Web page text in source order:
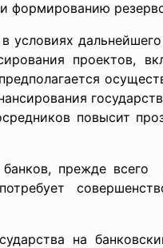
формированию
условиях дальнейшего
проектов,
повысит
прежде
на